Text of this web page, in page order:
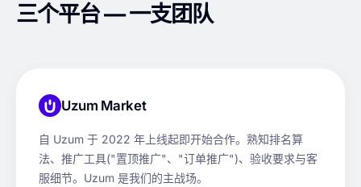
三个平台 — 一支团队
Uzum Market
自 Uzum 于 2022 年上线起即开始合作。熟知排名算
法、推广工具("置顶推广"、"订单推广")、验收要求与客
服细节。Uzum 是我们的主战场。